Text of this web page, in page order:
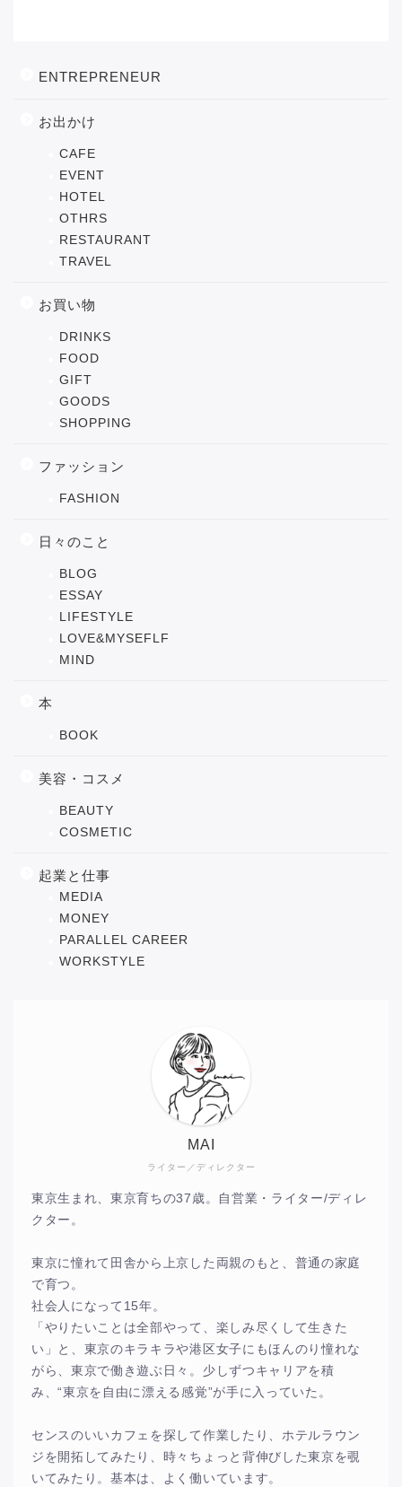
ENTREPRENEUR
お出かけ
CAFE
EVENT
HOTEL
OTHRS
RESTAURANT
TRAVEL
お買い物
DRINKS
FOOD
GIFT
GOODS
SHOPPING
ファッション
FASHION
日々のこと
BLOG
ESSAY
LIFESTYLE
LOVE&MYSEFLF
MIND
本
BOOK
美容・コスメ
BEAUTY
COSMETIC
起業と仕事
MEDIA
MONEY
PARALLEL CAREER
WORKSTYLE
ライター／ディレクター
MAI
東京生まれ、東京育ちの37歳。自営業・ライター/ディレ
クター。
東京に憧れて田舎から上京した両親のもと、普通の家庭
で育つ。
社会人になって15年。
「やりたいことは全部やって、楽しみ尽くして生きた
い」と、東京のキラキラや港区女子にもほんのり憧れな
がら、東京で働き遊ぶ日々。少しずつキャリアを積
み、“東京を自由に漂える感覚”が手に入っていた。
センスのいいカフェを探して作業したり、ホテルラウン
ジを開拓してみたり、時々ちょっと背伸びした東京を覗
いてみたり。基本は、よく働いています。